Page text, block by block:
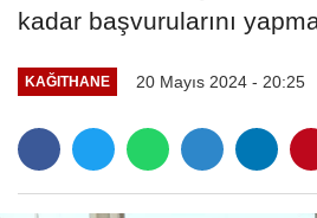
kadar başvurularını
KAĞITHANE 20 Mayıs 2024 - 20:25